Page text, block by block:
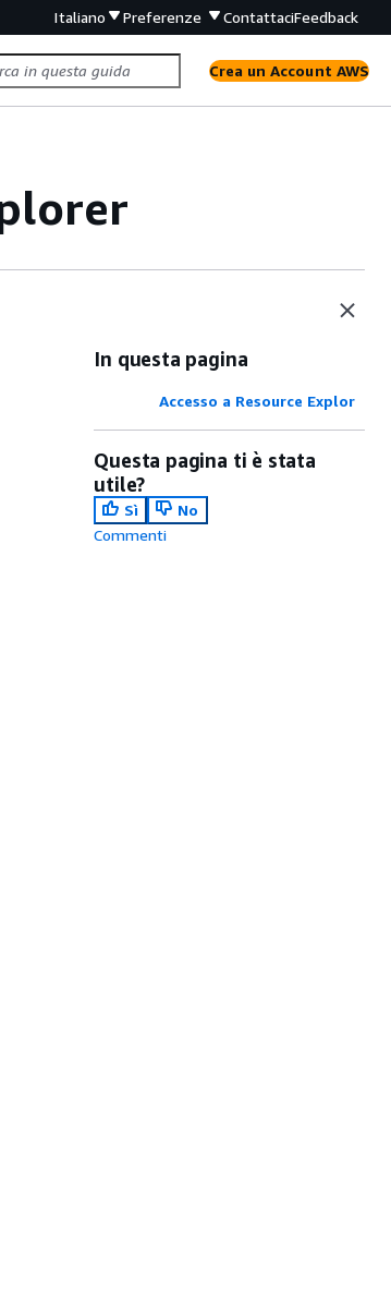
Italiano Preferenze ContattaciFeedback
Crea un Account AWS
In questa pagina
Accesso a Resource Explor
Questa pagina ti è stata
utile?
Sì
No
Commenti